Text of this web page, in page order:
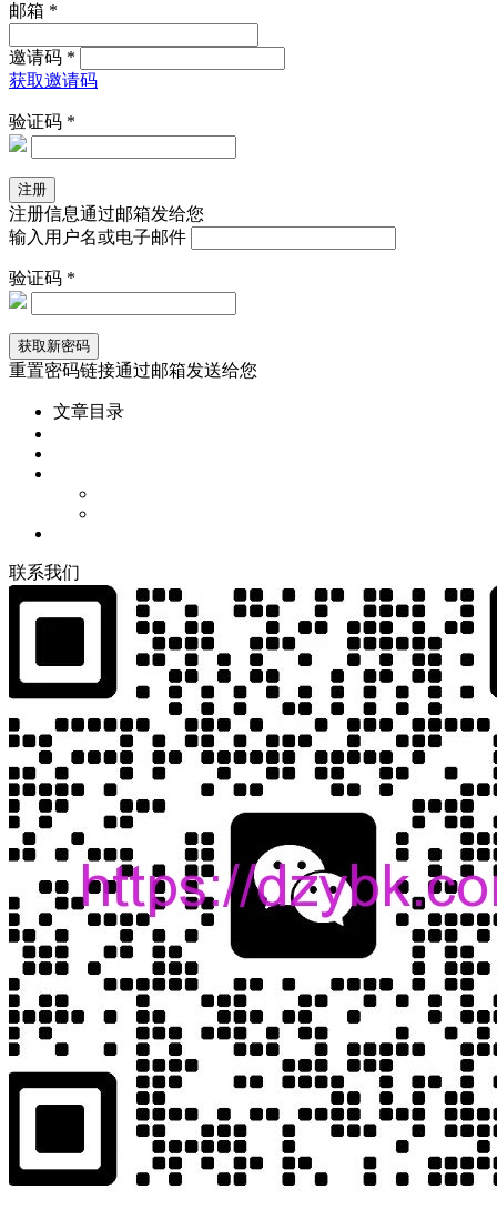
邮箱 *
邀请码 *
获取邀请码
验证码 *
注册信息通过邮箱发给您
输入用户名或电子邮件
验证码 *
重置密码链接通过邮箱发送给您
文章目录
联系我们